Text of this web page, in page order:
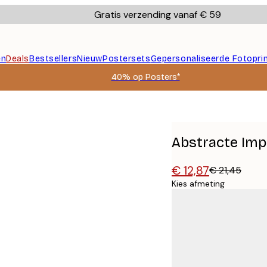
Gratis verzending vanaf € 59
DealsBestsellersNieuwPostersetsGepersonaliseerde
40% op Posters*
Abstracte
€ 12,87€ 21,45
Kies afmeting